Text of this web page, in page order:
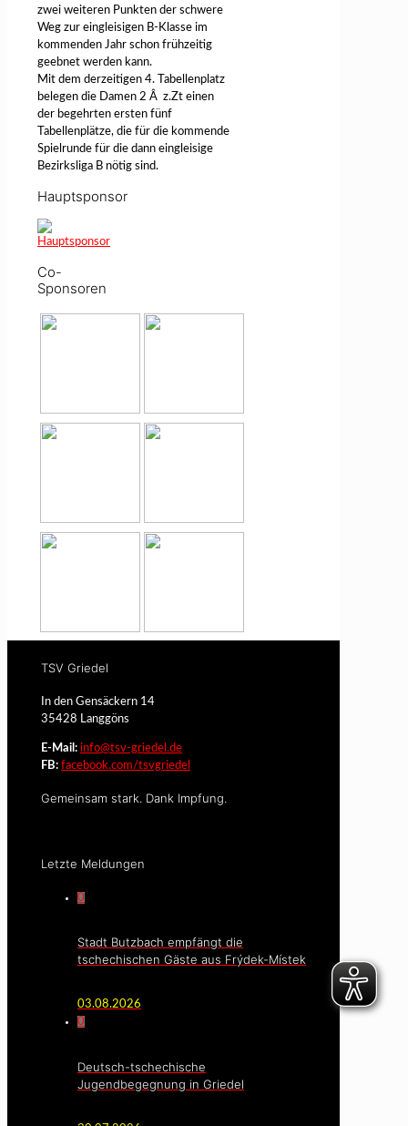
zwei weiteren Punkten der schwere
Weg zur eingleisigen B-Klasse im
kommenden Jahr schon frühzeitig
geebnet werden kann.
Mit dem derzeitigen 4. Tabellenplatz
belegen die Damen 2 Â z.Zt einen
der begehrten ersten fünf
Tabellenplätze, die für die kommende
Spielrunde für die dann eingleisige
Bezirksliga B nötig sind.
Hauptsponsor
Co-
Sponsoren
TSV Griedel
In den Gensäckern 14
35428 Langgöns
E-Mail: info@tsv-griedel.de
FB: facebook.com/tsvgriedel
Gemeinsam stark. Dank Impfung.
Letzte Meldungen
0
Stadt Butzbach empfängt die
tschechischen Gäste aus Frýdek-Místek
03.08.2026
0
Deutsch-tschechische
Jugendbegegnung in Griedel